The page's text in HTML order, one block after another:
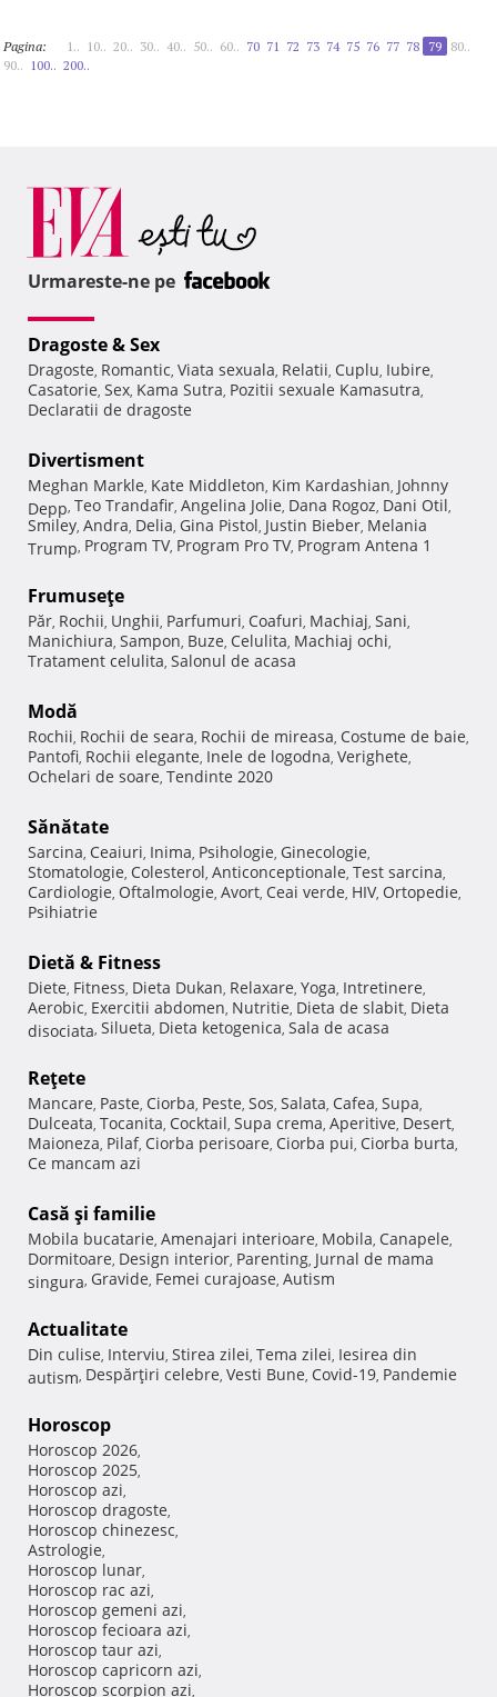
Pagina: 1.. 10.. 20.. 30.. 40.. 50.. 60.. 70 71 72 73 74 75 76 77 78 79 80..
90.. 100.. 200..
Urmareste-ne pe
Dragoste & Sex
Dragoste, Romantic, Viata sexuala, Relatii, Cuplu, Iubire,
Casatorie, Sex, Kama Sutra, Pozitii sexuale Kamasutra,
Declaratii de dragoste
Divertisment
Meghan Markle, Kate Middleton, Kim Kardashian, Johnny
Depp, Teo Trandafir, Angelina Jolie, Dana Rogoz, Dani Otil,
Smiley, Andra, Delia, Gina Pistol, Justin Bieber, Melania
Trump, Program TV, Program Pro TV, Program Antena 1
Frumuseţe
Păr, Rochii, Unghii, Parfumuri, Coafuri, Machiaj, Sani,
Manichiura, Sampon, Buze, Celulita, Machiaj ochi,
Tratament celulita, Salonul de acasa
Modă
Rochii, Rochii de seara, Rochii de mireasa, Costume de baie,
Pantofi, Rochii elegante, Inele de logodna, Verighete,
Ochelari de soare, Tendinte 2020
Sănătate
Sarcina, Ceaiuri, Inima, Psihologie, Ginecologie,
Stomatologie, Colesterol, Anticonceptionale, Test sarcina,
Cardiologie, Oftalmologie, Avort, Ceai verde, HIV, Ortopedie,
Psihiatrie
Dietă & Fitness
Diete, Fitness, Dieta Dukan, Relaxare, Yoga, Intretinere,
Aerobic, Exercitii abdomen, Nutritie, Dieta de slabit, Dieta
disociata, Silueta, Dieta ketogenica, Sala de acasa
Reţete
Mancare, Paste, Ciorba, Peste, Sos, Salata, Cafea, Supa,
Dulceata, Tocanita, Cocktail, Supa crema, Aperitive, Desert,
Maioneza, Pilaf, Ciorba perisoare, Ciorba pui, Ciorba burta,
Ce mancam azi
Casă şi familie
Mobila bucatarie, Amenajari interioare, Mobila, Canapele,
Dormitoare, Design interior, Parenting, Jurnal de mama
singura, Gravide, Femei curajoase, Autism
Actualitate
Din culise, Interviu, Stirea zilei, Tema zilei, Iesirea din
autism, Despărţiri celebre, Vesti Bune, Covid-19, Pandemie
Horoscop
Horoscop 2026,
Horoscop 2025,
Horoscop azi,
Horoscop dragoste,
Horoscop chinezesc,
Astrologie,
Horoscop lunar,
Horoscop rac azi,
Horoscop gemeni azi,
Horoscop fecioara azi,
Horoscop taur azi,
Horoscop capricorn azi,
Horoscop scorpion azi,